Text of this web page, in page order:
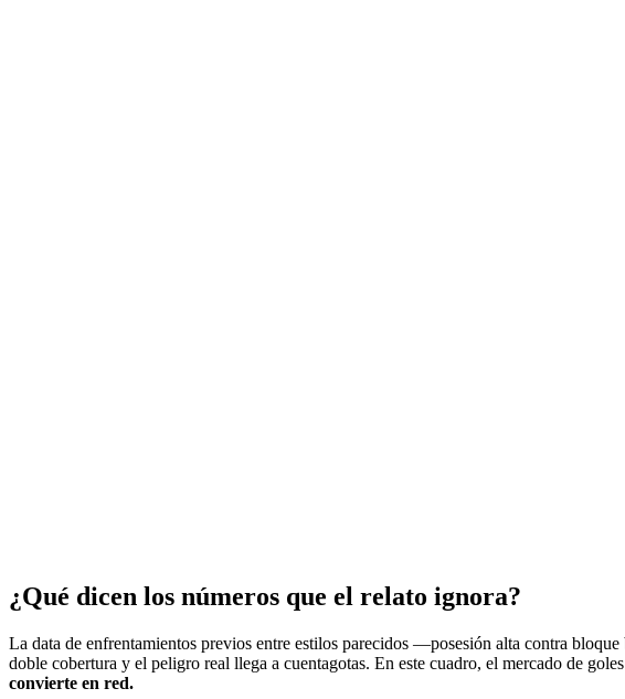
¿Qué dicen los números que el relato ignora?
La data de enfrentamientos previos entre estilos parecidos —posesión alta contra
doble cobertura y el peligro real llega a cuentagotas. En este cuadro, el mercado de
convierte en red.